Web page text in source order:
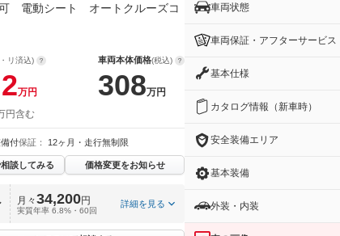
電動シート オートクルーズコ
リ済込)
万円
車両本体価格(税込)
308万円
円含む
付保証： 12ヶ月・走行無制限
談してみる 価格変更をお知らせ
月々34,200円
実質年率 6.8%・60回
詳細を見る
車両状態
車両保証・アフターサービス
基本仕様
カタログ情報（新車時）
安全装備エリア
基本装備
外装・内装